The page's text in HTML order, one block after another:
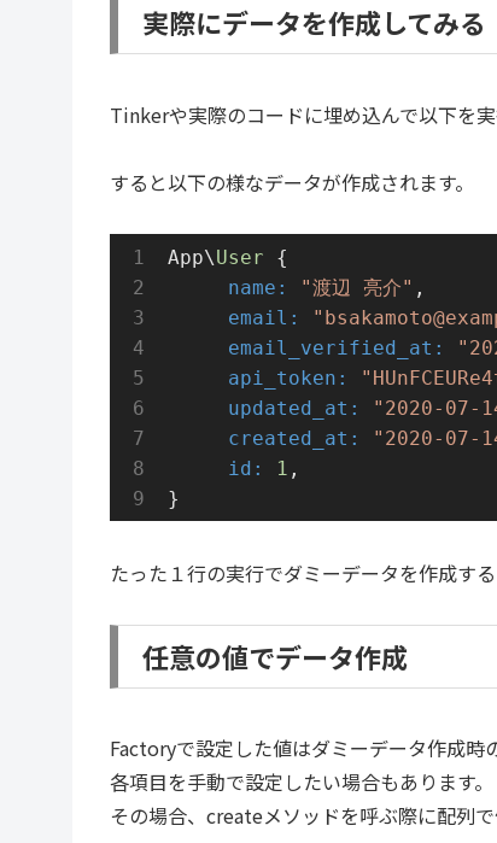
実際にデータを作成してみる
Tinkerや実際のコードに埋め込んで以下を実
すると以下の様なデータが作成されます。
App\User {
     name:
"渡辺 亮介" ,
     email:
     email_verified_at:
     api_token:
     updated_at:
"2020-07-
     created_at:
"2020-07-
     id:
1 ,
}
たった１行の実行でダミーデータを作成す
任意の値でデータ作成
Factoryで設定した値はダミーデータ作成時
各項目を手動で設定したい場合もあります。
その場合、createメソッドを呼ぶ際に配列